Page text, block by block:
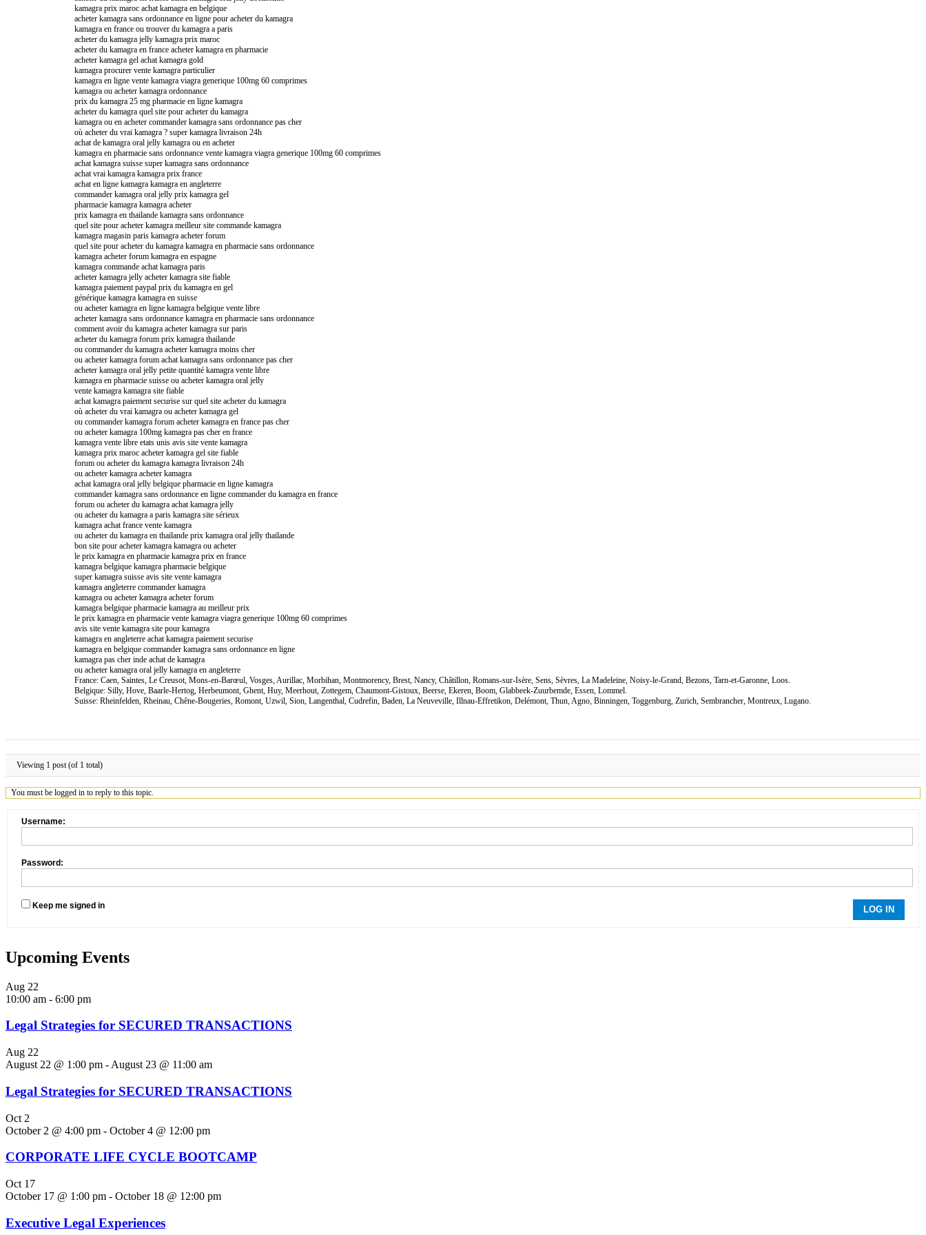
kamagra prix maroc achat kamagra en belgique
acheter kamagra sans ordonnance en ligne pour acheter du kamagra
kamagra en france ou trouver du kamagra a paris
acheter du kamagra jelly kamagra prix maroc
acheter du kamagra en france acheter kamagra en pharmacie
acheter kamagra gel achat kamagra gold
kamagra procurer vente kamagra particulier
kamagra en ligne vente kamagra viagra generique 100mg 60 comprimes
kamagra ou acheter kamagra ordonnance
prix du kamagra 25 mg pharmacie en ligne kamagra
acheter du kamagra quel site pour acheter du kamagra
kamagra ou en acheter commander kamagra sans ordonnance pas cher
où acheter du vrai kamagra ? super kamagra livraison 24h
achat de kamagra oral jelly kamagra ou en acheter
kamagra en pharmacie sans ordonnance vente kamagra viagra generique 100mg 60 comprimes
achat kamagra suisse super kamagra sans ordonnance
achat vrai kamagra kamagra prix france
achat en ligne kamagra kamagra en angleterre
commander kamagra oral jelly prix kamagra gel
pharmacie kamagra kamagra acheter
prix kamagra en thailande kamagra sans ordonnance
quel site pour acheter kamagra meilleur site commande kamagra
kamagra magasin paris kamagra acheter forum
quel site pour acheter du kamagra kamagra en pharmacie sans ordonnance
kamagra acheter forum kamagra en espagne
kamagra commande achat kamagra paris
acheter kamagra jelly acheter kamagra site fiable
kamagra paiement paypal prix du kamagra en gel
générique kamagra kamagra en suisse
ou acheter kamagra en ligne kamagra belgique vente libre
acheter kamagra sans ordonnance kamagra en pharmacie sans ordonnance
comment avoir du kamagra acheter kamagra sur paris
acheter du kamagra forum prix kamagra thailande
ou commander du kamagra acheter kamagra moins cher
ou acheter kamagra forum achat kamagra sans ordonnance pas cher
acheter kamagra oral jelly petite quantité kamagra vente libre
kamagra en pharmacie suisse ou acheter kamagra oral jelly
vente kamagra kamagra site fiable
achat kamagra paiement securise sur quel site acheter du kamagra
où acheter du vrai kamagra ou acheter kamagra gel
ou commander kamagra forum acheter kamagra en france pas cher
ou acheter kamagra 100mg kamagra pas cher en france
kamagra vente libre etats unis avis site vente kamagra
kamagra prix maroc acheter kamagra gel site fiable
forum ou acheter du kamagra kamagra livraison 24h
ou acheter kamagra acheter kamagra
achat kamagra oral jelly belgique pharmacie en ligne kamagra
commander kamagra sans ordonnance en ligne commander du kamagra en france
forum ou acheter du kamagra achat kamagra jelly
ou acheter du kamagra a paris kamagra site sérieux
kamagra achat france vente kamagra
ou acheter du kamagra en thailande prix kamagra oral jelly thailande
bon site pour acheter kamagra kamagra ou acheter
le prix kamagra en pharmacie kamagra prix en france
kamagra belgique kamagra pharmacie belgique
super kamagra suisse avis site vente kamagra
kamagra angleterre commander kamagra
kamagra ou acheter kamagra acheter forum
kamagra belgique pharmacie kamagra au meilleur prix
le prix kamagra en pharmacie vente kamagra viagra generique 100mg 60 comprimes
avis site vente kamagra site pour kamagra
kamagra en angleterre achat kamagra paiement securise
kamagra en belgique commander kamagra sans ordonnance en ligne
kamagra pas cher inde achat de kamagra
ou acheter kamagra oral jelly kamagra en angleterre
France: Caen, Saintes, Le Creusot, Mons-en-Barœul, Vosges, Aurillac, Morbihan, Montmorency, Brest, Nancy, Châtillon, Romans-sur-Isère, Sens, Sèvres, La Madeleine, Noisy-le-Grand, Bezons, Tarn-et-Garonne, Loos.
Belgique: Silly, Hove, Baarle-Hertog, Herbeumont, Ghent, Huy, Meerhout, Zottegem, Chaumont-Gistoux, Beerse, Ekeren, Boom, Glabbeek-Zuurbemde, Essen, Lommel.
Suisse: Rheinfelden, Rheinau, Chêne-Bougeries, Romont, Uzwil, Sion, Langenthal, Cudrefin, Baden, La Neuveville, Illnau-Effretikon, Delémont, Thun, Agno, Binningen, Toggenburg, Zurich, Sembrancher, Montreux, Lugano.
Viewing 1 post (of 1 total)
You must be logged in to reply to this topic.
Username:
Password:
Keep me signed in LOG IN
Upcoming Events
Aug 22
10:00 am - 6:00 pm
Legal Strategies for SECURED TRANSACTIONS
Aug 22
August 22 @ 1:00 pm - August 23 @ 11:00 am
Legal Strategies for SECURED TRANSACTIONS
Oct 2
October 2 @ 4:00 pm - October 4 @ 12:00 pm
CORPORATE LIFE CYCLE BOOTCAMP
Oct 17
October 17 @ 1:00 pm - October 18 @ 12:00 pm
Executive Legal Experiences